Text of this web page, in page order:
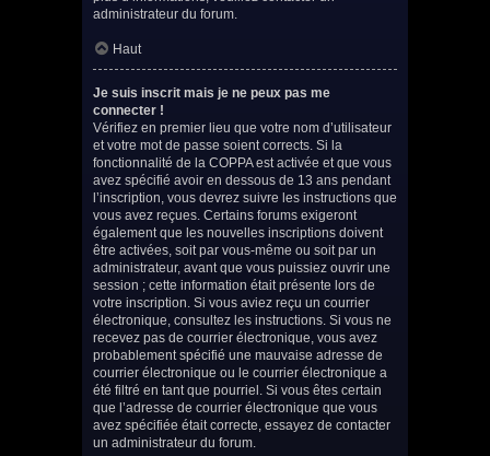
administrateur du forum.
Haut
Je suis inscrit mais je ne peux pas me
connecter !
Vérifiez en premier lieu que votre nom d’utilisateur
et votre mot de passe soient corrects. Si la
fonctionnalité de la COPPA est activée et que vous
avez spécifié avoir en dessous de 13 ans pendant
l’inscription, vous devrez suivre les instructions que
vous avez reçues. Certains forums exigeront
également que les nouvelles inscriptions doivent
être activées, soit par vous-même ou soit par un
administrateur, avant que vous puissiez ouvrir une
session ; cette information était présente lors de
votre inscription. Si vous aviez reçu un courrier
électronique, consultez les instructions. Si vous ne
recevez pas de courrier électronique, vous avez
probablement spécifié une mauvaise adresse de
courrier électronique ou le courrier électronique a
été filtré en tant que pourriel. Si vous êtes certain
que l’adresse de courrier électronique que vous
avez spécifiée était correcte, essayez de contacter
un administrateur du forum.